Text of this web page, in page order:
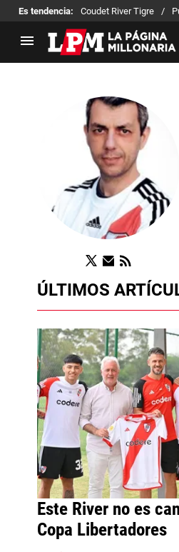
Es tendencia: Coudet River Tigre
Noticias
Tabla de posiciones
Fixture
Reserva
ÚLTIMOS
Este River no es
Copa Libertadores